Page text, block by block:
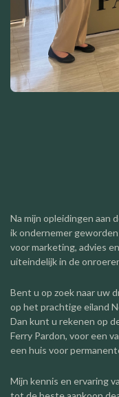
Na mijn opleidingen aan
ik ondernemer
voor marketing, advies
uiteindelijk in de
Bent u op zoek naar uw
op het prachtige eiland
Dan kunt u rekenen op
Ferry Pardon, voor een
een huis voor
Mijn kennis en ervaring